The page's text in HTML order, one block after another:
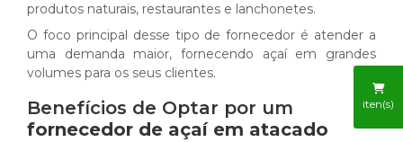
iten(s)
produtos naturais, restaurantes e lanchonetes.
O foco principal desse tipo de fornecedor é atender a
uma demanda maior, fornecendo açaí em grandes
volumes para os seus clientes.
Benefícios de Optar por um
fornecedor de açaí em atacado